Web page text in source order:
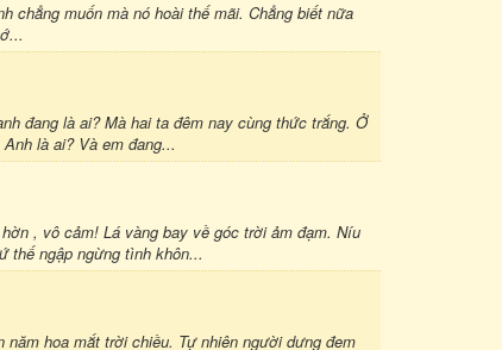
chẳng muốn mà nó hoài thế mãi. Chẳng biết nữa
đang là ai? Mà hai ta đêm nay cùng thức trắng. Ở
là ai? Và em đang...
, vô cảm! Lá vàng bay về góc trời ảm đạm. Níu
ngập ngừng tình khôn...
năm hoa mắt trời chiều. Tự nhiên người dưng đem